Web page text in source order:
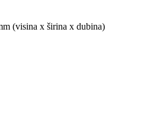
(visina x širina x dubina)